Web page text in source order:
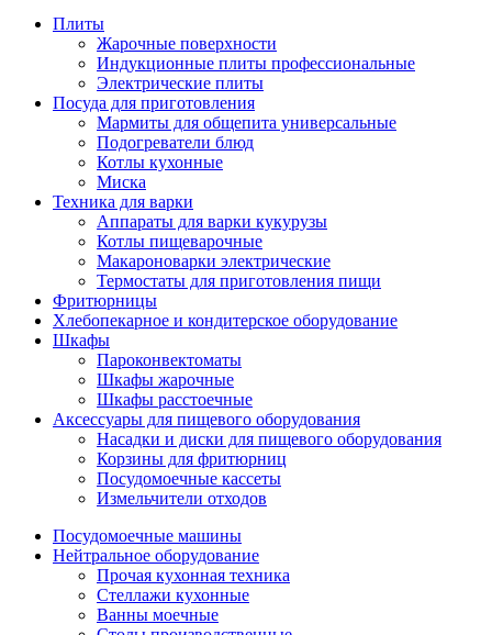
Плиты
Жарочные поверхности
Индукционные плиты профессиональные
Электрические плиты
Посуда для приготовления
Мармиты для общепита универсальные
Подогреватели блюд
Котлы кухонные
Миска
Техника для варки
Аппараты для варки кукурузы
Котлы пищеварочные
Макароноварки электрические
Термостаты для приготовления пищи
Фритюрницы
Хлебопекарное и кондитерское оборудование
Шкафы
Пароконвектоматы
Шкафы жарочные
Шкафы расстоечные
Аксессуары для пищевого оборудования
Насадки и диски для пищевого оборудования
Корзины для фритюрниц
Посудомоечные кассеты
Измельчители отходов
Посудомоечные машины
Нейтральное оборудование
Прочая кухонная техника
Стеллажи кухонные
Ванны моечные